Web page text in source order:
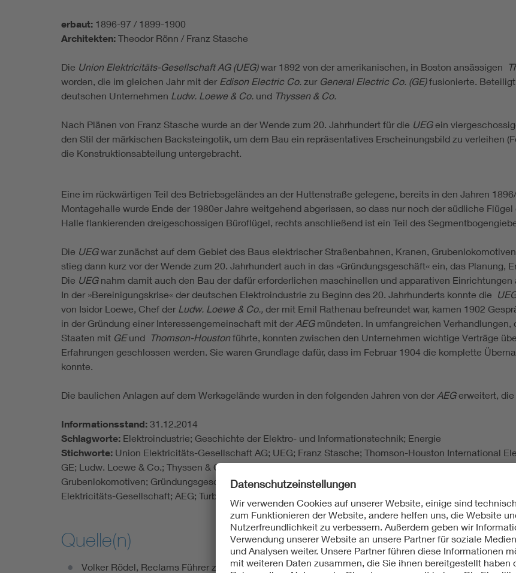
erbaut: 1896-97 / 1899-1900
Architekten: Theodor Rönn / Franz Stasche
Die Union Elektricitäts-Gesellschaft AG (UEG)war 1892 von der amerikanischen, in Boston ansässigen
worden, die im gleichen Jahr mit der Edison Electric Co. zur General Electric Co. (GE)fusionierte.
deutschen Unternehmen Ludw. Loewe & Co. und Thyssen & Co.
Nach Plänen von Franz Stasche wurde an der Wende zum 20. Jahrhundert für die UEGein
den Stil der märkischen Backsteingotik, um dem Bau ein repräsentatives Erscheinungsbild zu verleihen
die Konstruktionsabteilung untergebracht.
Eine im rückwärtigen Teil des Betriebsgeländes an der Huttenstraße gelegene, bereits in den Jahren
Montagehalle wurde Ende der 1980er Jahre weitgehend abgerissen, so dass nur noch der südliche
Halle flankierenden dreigeschossigen Büroflügel, rechts anschließend ist ein Teil des
Die UEGwar zunächst auf dem Gebiet des Baus elektrischer Straßenbahnen, Kranen,
stieg dann kurz vor der Wende zum 20. Jahrhundert auch in das »Gründungsgeschäft« ein, das Planung,
Die UEGnahm damit auch den Bau der dafür erforderlichen maschinellen und apparativen Einrichtungen
In der »Bereinigungskrise« der deutschen Elektroindustrie zu Beginn des 20. Jahrhunderts konnte die
von Isidor Loewe, Chef der Ludw. Loewe & Co., der mit Emil Rathenau befreundet war, kamen 1902
in der Gründung einer Interessengemeinschaft mit der AEGmündeten. In umfangreichen Verhandlungen,
Staaten mit GEund Thomson-Houstonführte, konnten zwischen den Unternehmen wichtige Verträge
Erfahrungen geschlossen werden. Sie waren Grundlage dafür, dass im Februar 1904 die komplette
konnte.
Die baulichen Anlagen auf dem Werksgelände wurden in den folgenden Jahren von der AEGerweitert, die
Informationsstand: 31.12.2014
Schlagworte: Elektroindustrie; Geschichte der Elektro- und Informationstechnik; Energie
Stichworte: Union Elektricitäts-Gesellschaft AG; UEG; Franz Stasche; Thomson-Houston International
GE; Ludw. Loewe & Co.; Thyssen & Co; märkische Backsteingotik; Theodor Rönn; Montagehalle;
Grubenlokomotiven; Gründungsgeschäft; Planung, Entwurf, Bau neuer Elektrizitätswerke;
Elektricitäts-Gesellschaft; AEG; Turbinenfabrik
Quelle(n)
Volker Rödel, Reclams Führer zu den Denkmalen der Industrie und Technik in Deutschland. Bd. 2.